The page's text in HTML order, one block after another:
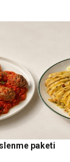
paketi